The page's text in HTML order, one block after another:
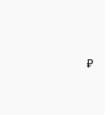
₽